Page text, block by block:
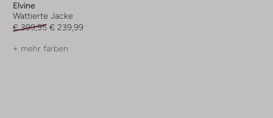
Elvine
Wattierte Jacke
€ 399,95 € 239,99
+ mehr farben